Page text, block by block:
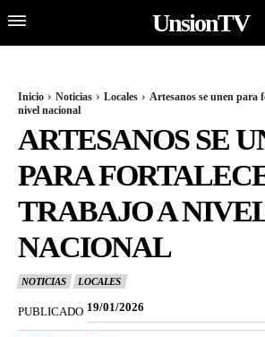
UnsionTV
Inicio Noticias Locales
Artesanos se unen para
nivel nacional
ARTESANOS SE
PARA
TRABAJO A
NACIONAL
NOTICIAS LOCALES
PUBLICADO 19/01/2026